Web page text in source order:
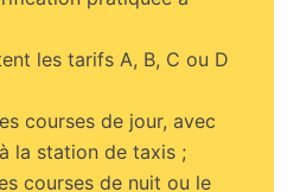
les tarifs A, B, C ou D
courses de jour, avec
la station de taxis ;
courses de nuit ou le